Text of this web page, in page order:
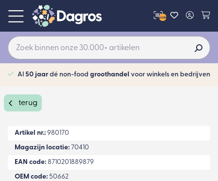
scan
Al 50 jaar dé non-food groothandel voor winkels en bedrijven
terug
Artikel nr.: 980170
Magazijn locatie: 70410
EAN code: 8710201889879
OEM code: 50662